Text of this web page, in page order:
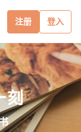
注册 登入
刻